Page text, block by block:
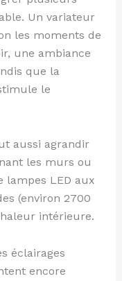
Un variateur
les moments de
une ambiance
que la
le
aussi agrandir
les murs ou
lampes LED aux
(environ 2700
intérieure.
éclairages
encore